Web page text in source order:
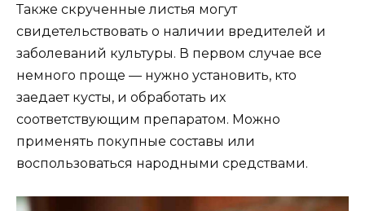
Также скрученные листья могут
свидетельствовать о наличии вредителей и
заболеваний культуры. В первом случае все
немного проще — нужно установить, кто
заедает кусты, и обработать их
соответствующим препаратом. Можно
применять покупные составы или
воспользоваться народными средствами.